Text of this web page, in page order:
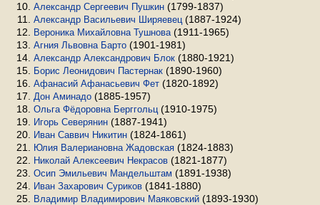
Александр Сергеевич Пушкин (1799-1837)
Александр Васильевич Ширяевец (1887-1924)
Вероника Михайловна Тушнова (1911-1965)
Агния Львовна Барто (1901-1981)
Александр Александрович Блок (1880-1921)
Борис Леонидович Пастернак (1890-1960)
Афанасий Афанасьевич Фет (1820-1892)
Дон Аминадо (1885-1957)
Ольга Фёдоровна Берггольц (1910-1975)
Игорь Северянин (1887-1941)
Иван Саввич Никитин (1824-1861)
Юлия Валериановна Жадовская (1824-1883)
Николай Алексеевич Некрасов (1821-1877)
Осип Эмильевич Мандельштам (1891-1938)
Иван Захарович Суриков (1841-1880)
Владимир Владимирович Маяковский (1893-1930)